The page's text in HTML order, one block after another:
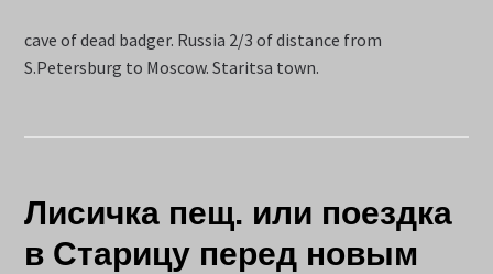
cave of dead badger. Russia 2/3 of distance from
S.Petersburg to Moscow. Staritsa town.
Лисичка пещ. или поездка
в Старицу перед новым